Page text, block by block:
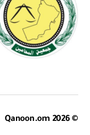
© 2026
Qanoon.om